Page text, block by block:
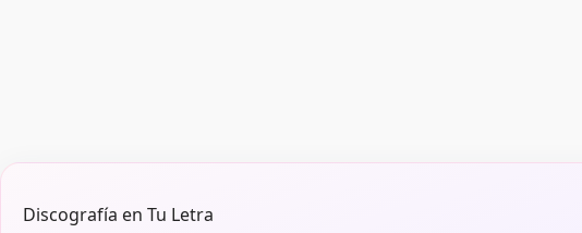
Discografía en Tu Letra